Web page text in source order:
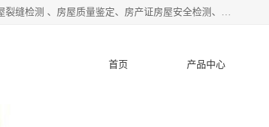
深圳市住建建筑检测鉴定有限公司提供：钢结构检测、房屋鉴定机构 、房屋裂缝检测 、房屋质量鉴定、房产证房屋安全检测、房屋检测鉴定、钢结构夹层安全检测、养老院房屋抗震检测等服务。
首页 产品中心